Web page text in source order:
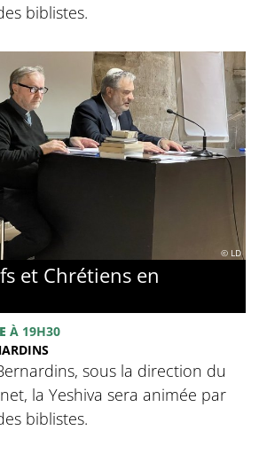
biblistes.
© LD
et Chrétiens en
À 19H30
sous la direction du
la Yeshiva sera animée par
biblistes.